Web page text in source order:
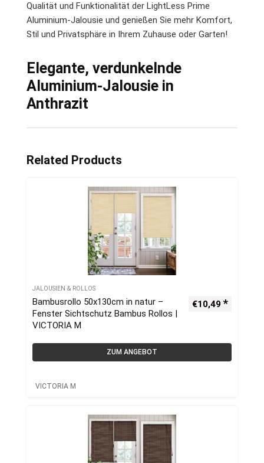
Qualität und Funktionalität der LightLess Prime
Aluminium-Jalousie und genießen Sie mehr Komfort,
Stil und Privatsphäre in Ihrem Zuhause oder Garten!
Elegante, verdunkelnde
Aluminium-Jalousie in
Anthrazit
Related Products
JALOUSIEN & ROLLOS
Bambusrollo 50x130cm in natur –
Fenster Sichtschutz Bambus Rollos |
VICTORIA M
€10,49
ZUM ANGEBOT
VICTORIA M